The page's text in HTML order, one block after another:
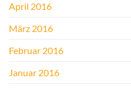
April 2016
März 2016
Februar 2016
Januar 2016